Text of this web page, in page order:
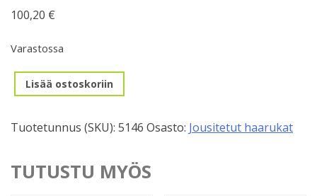
100,20 €
Varastossa
24"
RST
(ILMAN
määrä
Lisää ostoskoriin
Tuotetunnus (SKU): 5146 Osasto: Jousitetut haarukat
TUTUSTU MYÖS